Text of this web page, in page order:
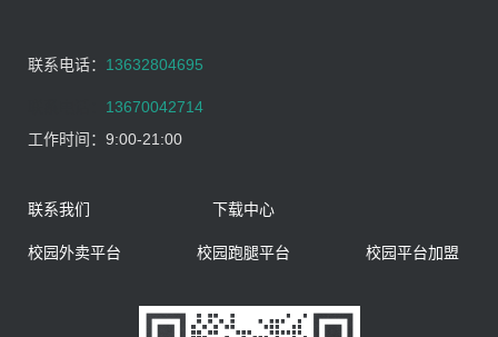
联系电话： 13632804695
13670042714
工作时间： 9:00-21:00
联系我们 下载中心
校园外卖平台 校园跑腿平台 校园平台加盟